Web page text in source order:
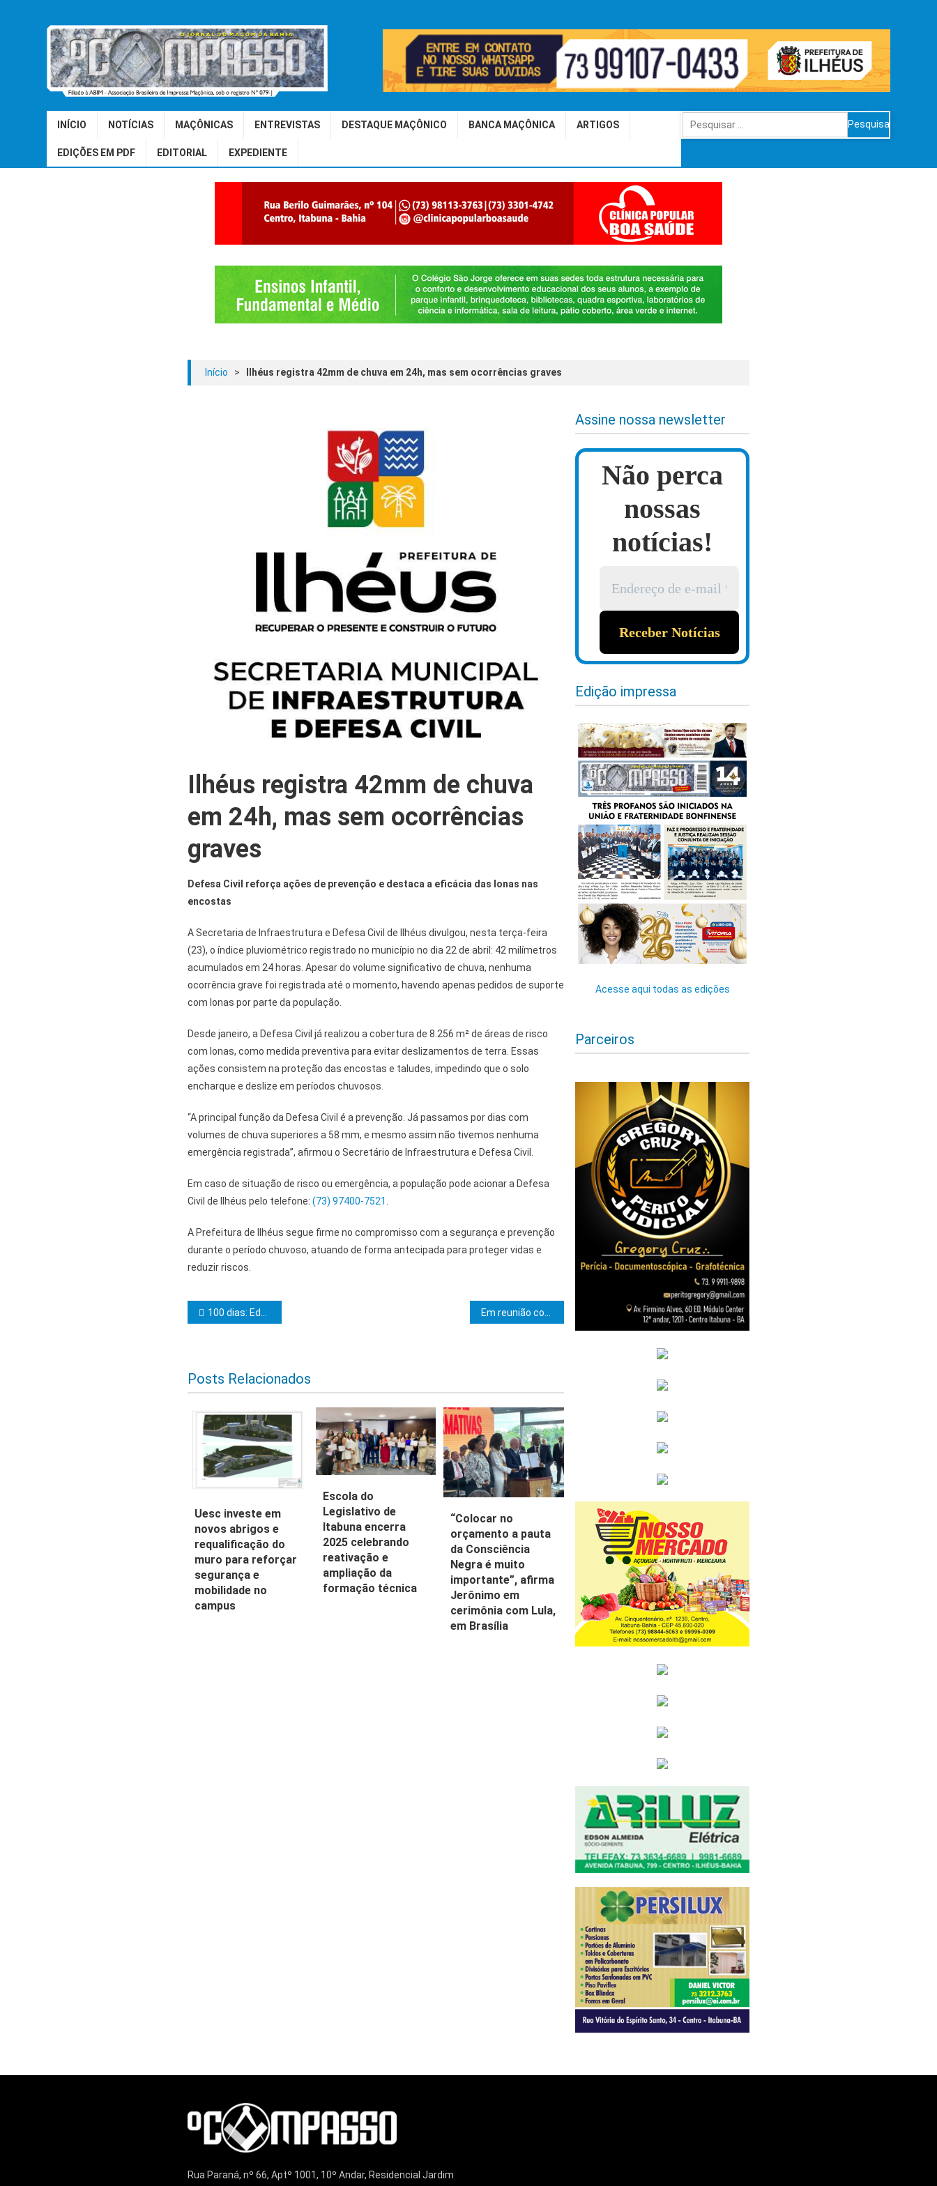
INÍCIO NOTÍCIAS MAÇÔNICAS ENTREVISTAS DESTAQUE MAÇÔNICO BANCA MAÇÔNICA ARTIGOS
EDIÇÕES EM PDF EDITORIAL EXPEDIENTE
Pesquisar
por:
Início > Ilhéus registra 42mm de chuva em 24h, mas sem ocorrências graves
Ilhéus registra 42mm de chuva
em 24h, mas sem ocorrências
graves
Defesa Civil reforça ações de prevenção e destaca a eficácia das lonas nas
encostas
A Secretaria de Infraestrutura e Defesa Civil de Ilhéus divulgou, nesta terça-feira
(23), o índice pluviométrico registrado no município no dia 22 de abril: 42 milímetros
acumulados em 24 horas. Apesar do volume significativo de chuva, nenhuma
ocorrência grave foi registrada até o momento, havendo apenas pedidos de suporte
com lonas por parte da população.
Desde janeiro, a Defesa Civil já realizou a cobertura de 8.256 m² de áreas de risco
com lonas, como medida preventiva para evitar deslizamentos de terra. Essas
ações consistem na proteção das encostas e taludes, impedindo que o solo
encharque e deslize em períodos chuvosos.
“A principal função da Defesa Civil é a prevenção. Já passamos por dias com
volumes de chuva superiores a 58 mm, e mesmo assim não tivemos nenhuma
emergência registrada”, afirmou o Secretário de Infraestrutura e Defesa Civil.
Em caso de situação de risco ou emergência, a população pode acionar a Defesa
Civil de Ilhéus pelo telefone: (73) 97400-7521
A Prefeitura de Ilhéus segue firme no compromisso com a segurança e prevenção
durante o período chuvoso, atuando de forma antecipada para proteger vidas e
reduzir riscos.
Navegação de Post
100 dias: Educação avança com construção e requalificação de escolas em Itabuna
Posts Relacionados
Uesc investe em
novos abrigos e
requalificação do
muro para reforçar
segurança e
mobilidade no
campus
Escola do
Legislativo de
Itabuna encerra
2025 celebrando
reativação e
ampliação da
formação técnica
“Colocar no
orçamento a pauta
da Consciência
Negra é muito
importante”, afirma
Jerônimo em
cerimônia com Lula,
em Brasília
Assine nossa newsletter
Não perca
nossas
notícias!
Edição impressa
Acesse aqui todas as edições
Parceiros
Rua Paraná, nº 66, Aptº 1001, 10º Andar, Residencial Jardim